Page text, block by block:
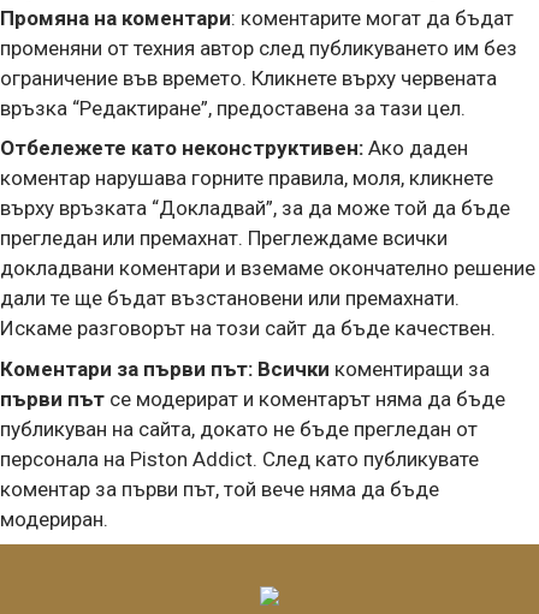
Промяна на коментари: коментарите могат да бъдат
променяни от техния автор след публикуването им без
ограничение във времето. Кликнете върху червената
връзка “Редактиране”, предоставена за тази цел.
Отбележете като неконструктивен: Ако даден
коментар нарушава горните правила, моля, кликнете
върху връзката “Докладвай”, за да може той да бъде
прегледан или премахнат. Преглеждаме всички
докладвани коментари и вземаме окончателно решение
дали те ще бъдат възстановени или премахнати.
Искаме разговорът на този сайт да бъде качествен.
Коментари за първи път: Всички коментиращи за
първи път се модерират и коментарът няма да бъде
публикуван на сайта, докато не бъде прегледан от
персонала на Piston Addict. След като публикувате
коментар за първи път, той вече няма да бъде
модериран.